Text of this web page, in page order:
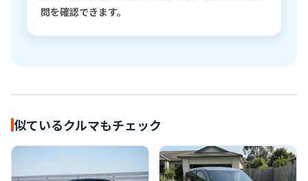
問を確認できます。
似ているクルマもチェック